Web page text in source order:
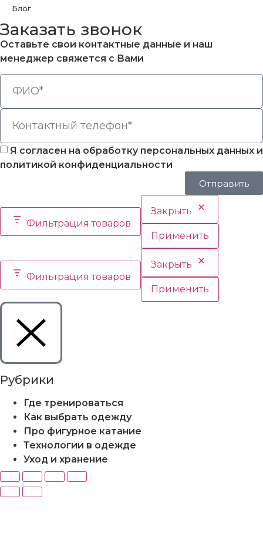
Блог
Заказать звонок
Оставьте свои контактные данные и наш
менеджер свяжется с Вами
Я согласен на обработку персональных данных и
политикой конфиденциальности
Отправить
Фильтрация товаров
Закрыть
Применить
Фильтрация товаров
Закрыть
Применить
Рубрики
Где тренироваться
Как выбрать одежду
Про фигурное катание
Технологии в одежде
Уход и хранение